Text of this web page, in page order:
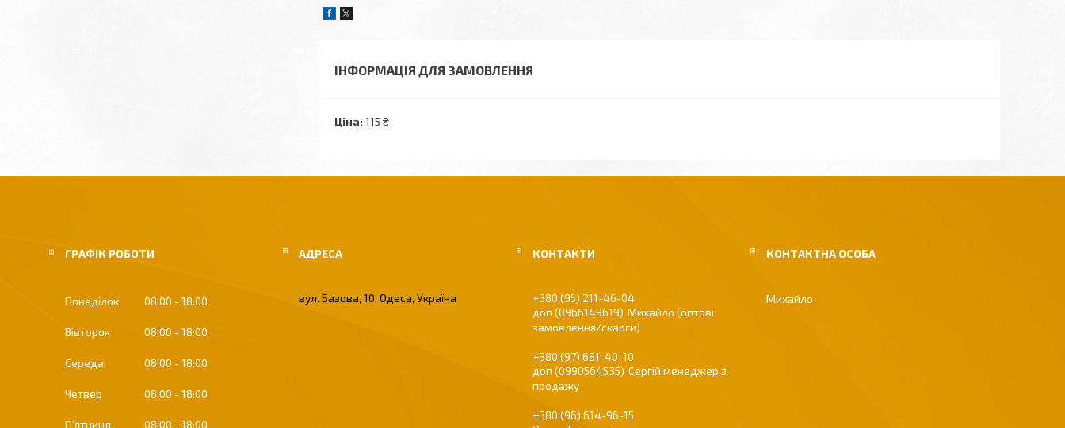
ІНФОРМАЦІЯ ДЛЯ ЗАМОВЛЕННЯ
Ціна: 115 ₴
ГРАФІК РОБОТИ
Понеділок 08:00 18:00
Вівторок 08:00 18:00
Середа 08:00 18:00
Четвер 08:00 18:00
Пʼятниця 08:00 18:00
вул. Базова, 10, Одеса, Україна
+380 (95) 211-46-04
0966149619
Михайло (оптові
замовлення/скарги)
+380 (97) 681-40-10
0990564535
Сергій менеджер з
продажу
+380 (96) 614-96-15
Михайло